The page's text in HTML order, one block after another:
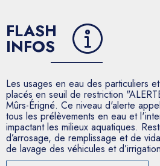
FLASH
INFOS
Les usages en eau des particuliers
placés en seuil de restriction
Mûrs-Érigné. Ce niveau d'alerte
tous les prélèvements en eau et
impactant les milieux aquatiques.
d’arrosage, de remplissage et de
de lavage des véhicules et